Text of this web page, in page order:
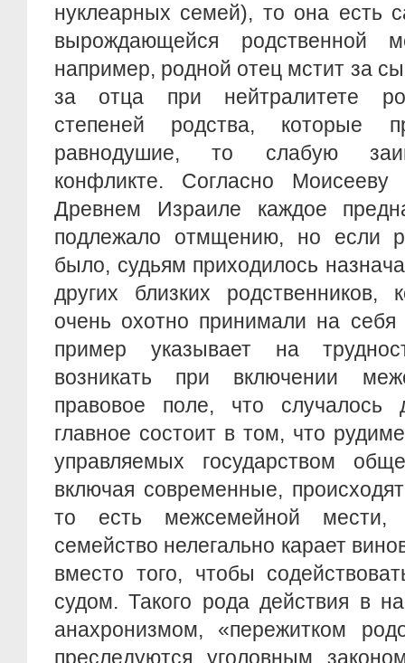
нуклеарных семей), то она есть
вырождающейся родственной
например, родной отец мстит за
за отца при нейтралитете
степеней родства, которые
равнодушие, то слабую
конфликте. Согласно Моисееву
Древнем Израиле каждое
подлежало отмщению, но если
было, судьям приходилось
других близких
очень охотно принимали на
пример указывает на
возникать при включении
правовое поле, что случалось
главное состоит в том, что
управляемых государством
включая современные,
то есть межсемейной мести,
семейство нелегально карает
вместо того, чтобы
судом. Такого рода действия в
анахронизмом, «пережитком
преследуются уголовным